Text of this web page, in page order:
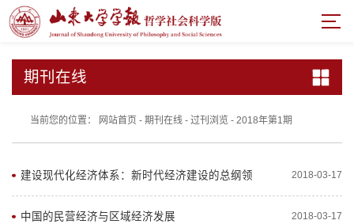
期刊在线
当前您的位置： 网站首页- 期刊在线 - 过刊浏览- 2018年第1期
建设现代化经济体系：新时代经济建设的总纲领 2018-03-17
中国的民营经济与区域经济发展 2018-03-17